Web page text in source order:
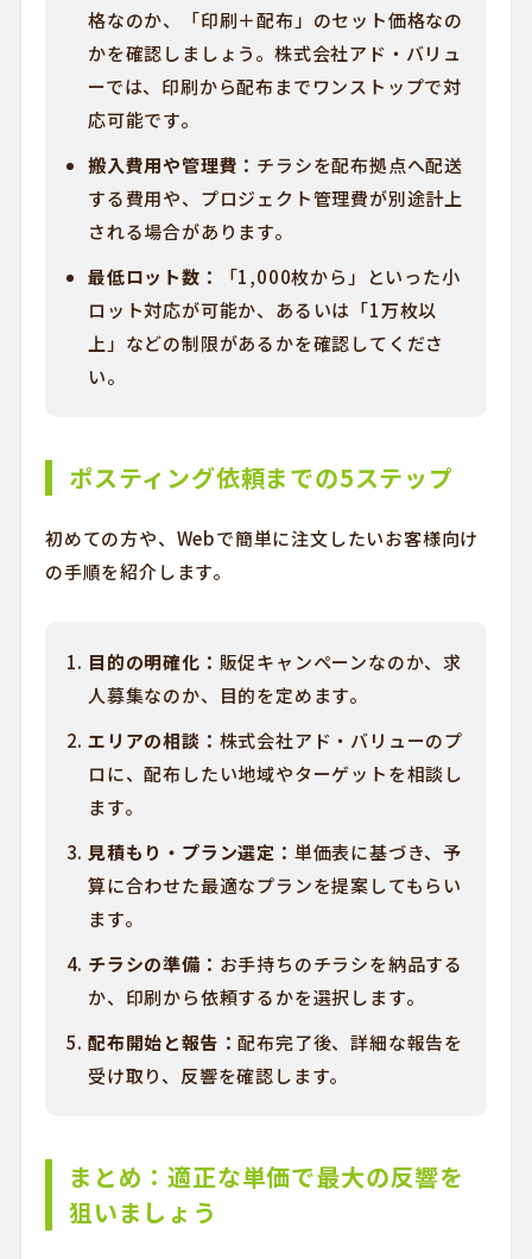
格なのか、「印刷＋配布」のセット価格なの
かを確認しましょう。株式会社アド・バリュ
ーでは、印刷から配布までワンストップで対
応可能です。
搬入費用や管理費： チラシを配布拠点へ配送
する費用や、プロジェクト管理費が別途計上
される場合があります。
最低ロット数：
「1,000枚から」といった小
ロット対応が可能か、あるいは「1万枚以
上」などの制限があるかを確認してくださ
い。
ポスティング依頼までの5ステップ
初めての方や、Webで簡単に注文したいお客様向け
の手順を紹介します。
目的の明確化： 販促キャンペーンなのか、求
人募集なのか、目的を定めます。
エリアの相談： 株式会社アド・バリューのプ
ロに、配布したい地域やターゲットを相談し
ます。
見積もり・プラン選定： 単価表に基づき、予
算に合わせた最適なプランを提案してもらい
ます。
チラシの準備： お手持ちのチラシを納品する
か、印刷から依頼するかを選択します。
配布開始と報告：配布完了後、詳細な報告を
受け取り、反響を確認します。
まとめ：適正な単価で最大の反響を
狙いましょう